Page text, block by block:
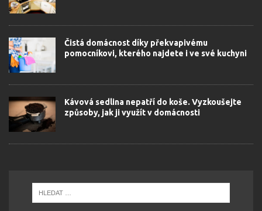
Čistá domácnost díky překvapivému
pomocníkovi, kterého najdete i ve své kuchyni
Kávová sedlina nepatří do koše. Vyzkoušejte
způsoby, jak ji využít v domácnosti